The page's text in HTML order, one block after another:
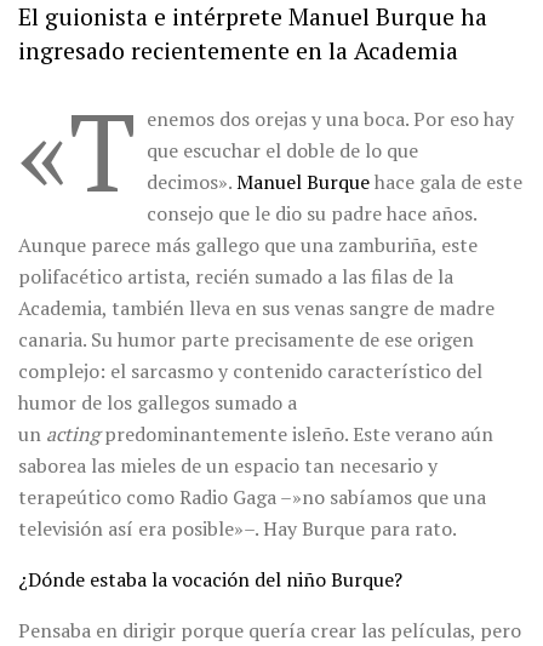
El guionista e intérprete Manuel Burque ha
ingresado recientemente en la Academia
«T enemos dos orejas y una boca. Por eso hay
que escuchar el doble de lo que
decimos».Manuel Burquehace gala de este
consejo que le dio su padre hace años.
Aunque parece más gallego que una zamburiña, este
polifacético artista, recién sumado a las filas de la
Academia, también lleva en sus venas sangre de madre
canaria. Su humor parte precisamente de ese origen
complejo: el sarcasmo y contenido característico del
humor de los gallegos sumado a
un actingpredominantemente isleño. Este verano aún
saborea las mieles de un espacio tan necesario y
terapeútico como Radio Gaga –»no sabíamos que una
televisión así era posible»–. Hay Burque para rato.
¿Dónde estaba la vocación del niño Burque?
Pensaba en dirigir porque quería crear las películas, pero